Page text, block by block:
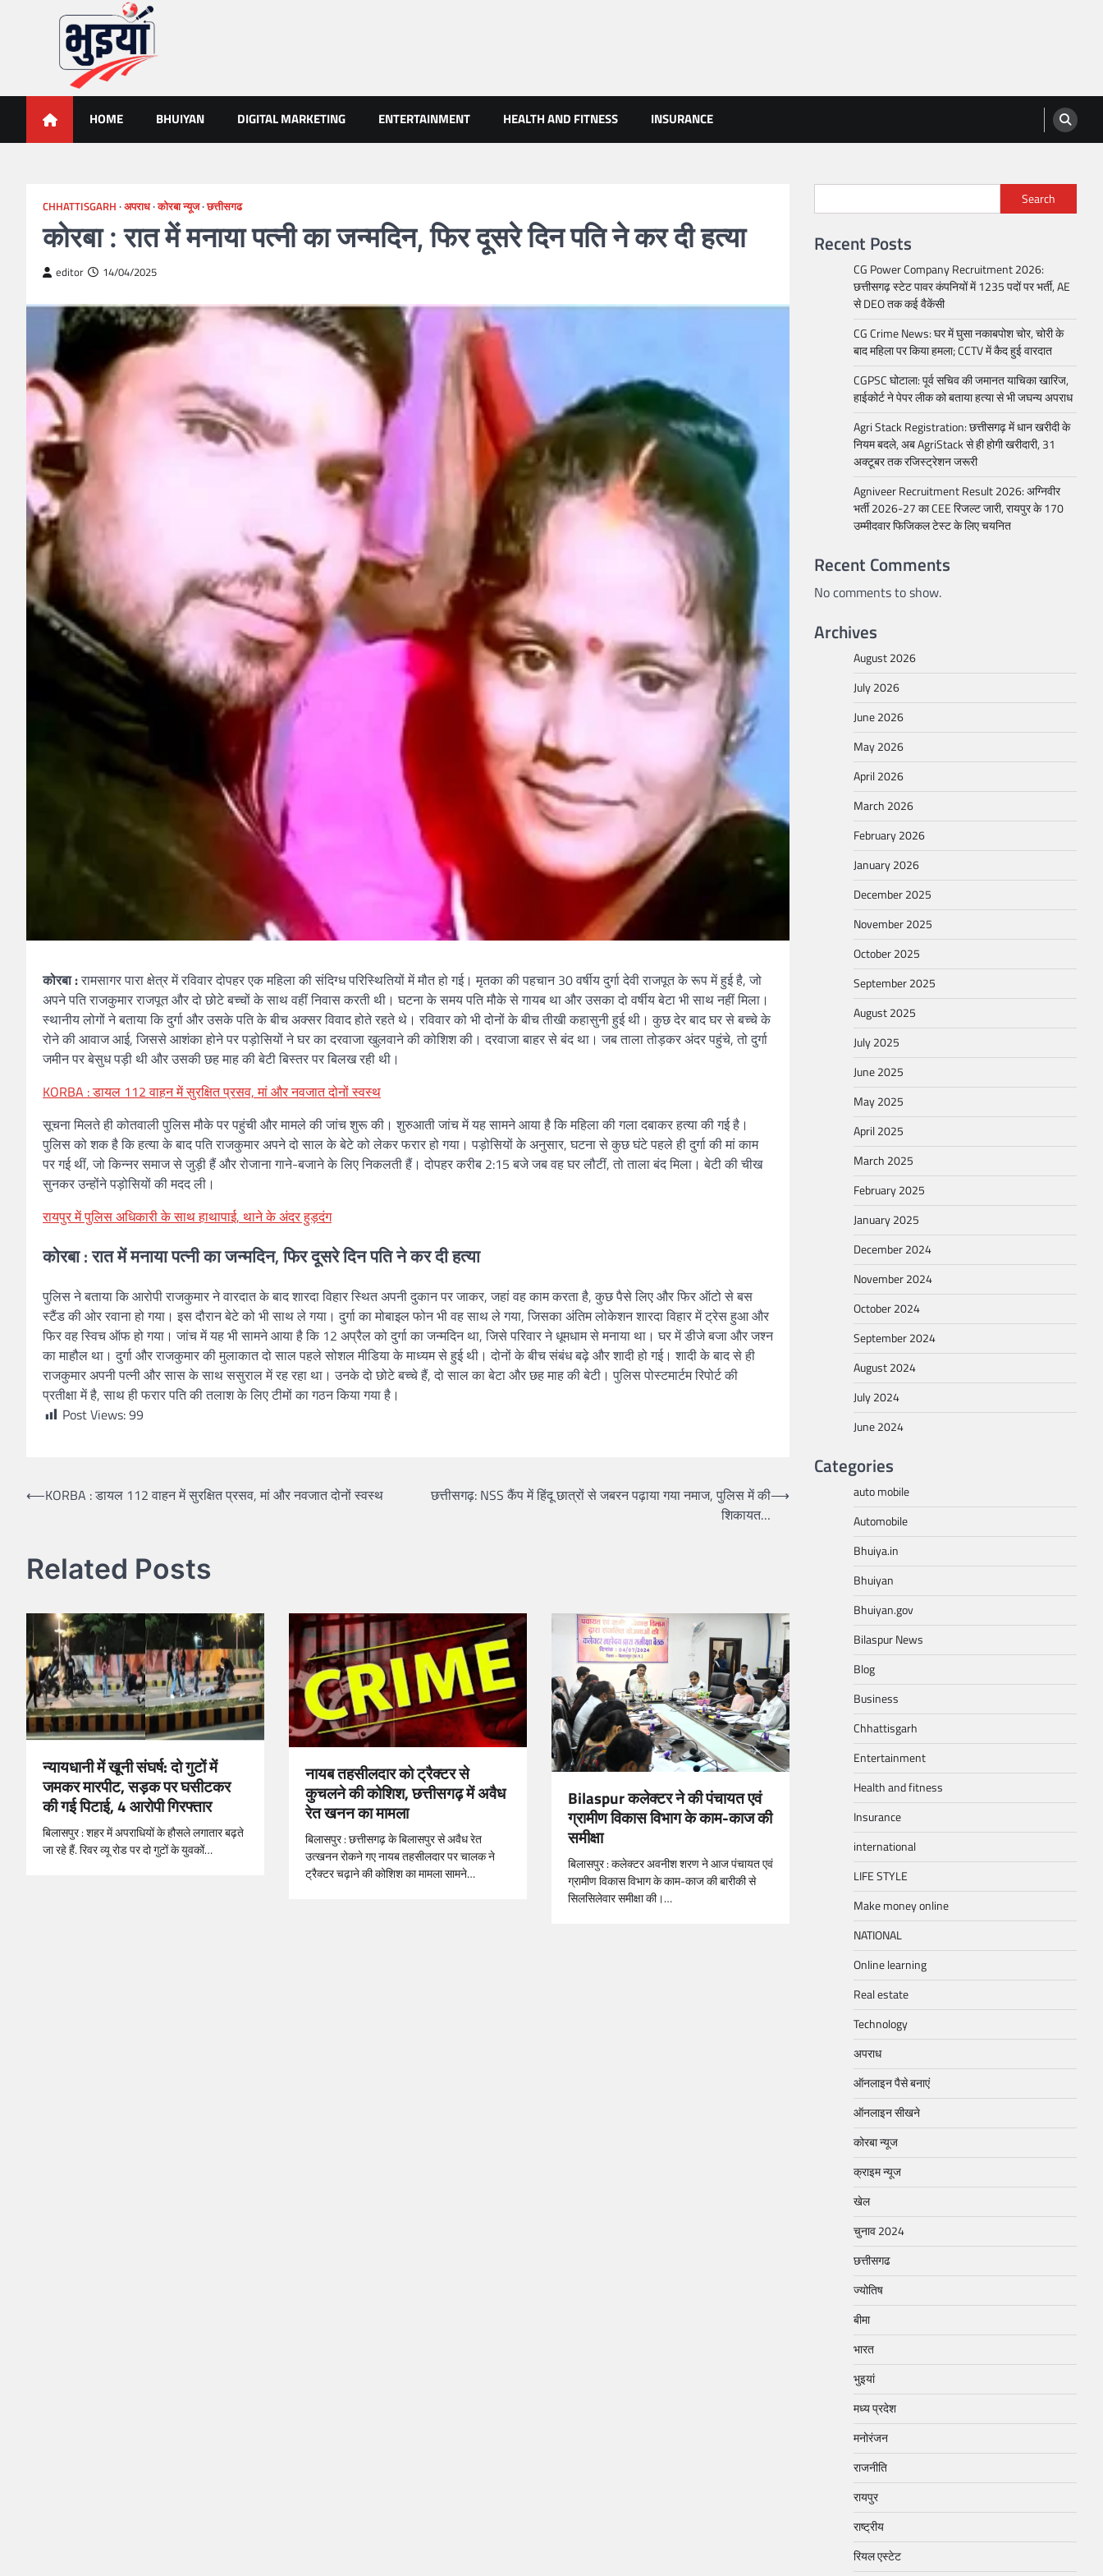
भुइयां, BHUIYAN, CG BHUIYAN NEWS
HOME BHUIYAN DIGITAL MARKETING ENTERTAINMENT HEALTH AND FITNESS INSURANCE
CHHATTISGARH अपराध कोरबा न्यूज छत्तीसगढ
कोरबा : रात में मनाया पत्नी का जन्मदिन, फिर दूसरे दिन पति ने कर दी हत्या
editor 14/04/2025
कोरबा :रामसागर पारा क्षेत्र में रविवार दोपहर एक महिला की संदिग्ध परिस्थितियों में मौत हो गई। मृतका की पहचान 30 वर्षीय दुर्गा देवी राजपूत के रूप में हुई है, जो
अपने पति राजकुमार राजपूत और दो छोटे बच्चों के साथ वहीं निवास करती थी। घटना के समय पति मौके से गायब था और उसका दो वर्षीय बेटा भी साथ नहीं मिला।
स्थानीय लोगों ने बताया कि दुर्गा और उसके पति के बीच अक्सर विवाद होते रहते थे। रविवार को भी दोनों के बीच तीखी कहासुनी हुई थी। कुछ देर बाद घर से बच्चे के
रोने की आवाज आई, जिससे आशंका होने पर पड़ोसियों ने घर का दरवाजा खुलवाने की कोशिश की। दरवाजा बाहर से बंद था। जब ताला तोड़कर अंदर पहुंचे, तो दुर्गा
जमीन पर बेसुध पड़ी थी और उसकी छह माह की बेटी बिस्तर पर बिलख रही थी।
KORBA : डायल 112 वाहन में सुरक्षित प्रसव, मां और नवजात दोनों स्वस्थ
सूचना मिलते ही कोतवाली पुलिस मौके पर पहुंची और मामले की जांच शुरू की। शुरुआती जांच में यह सामने आया है कि महिला की गला दबाकर हत्या की गई है।
पुलिस को शक है कि हत्या के बाद पति राजकुमार अपने दो साल के बेटे को लेकर फरार हो गया। पड़ोसियों के अनुसार, घटना से कुछ घंटे पहले ही दुर्गा की मां काम
पर गई थीं, जो किन्नर समाज से जुड़ी हैं और रोजाना गाने-बजाने के लिए निकलती हैं। दोपहर करीब 2:15 बजे जब वह घर लौटीं, तो ताला बंद मिला। बेटी की चीख
सुनकर उन्होंने पड़ोसियों की मदद ली।
रायपुर में पुलिस अधिकारी के साथ हाथापाई, थाने के अंदर हुड़दंग
कोरबा : रात में मनाया पत्नी का जन्मदिन, फिर दूसरे दिन पति ने कर दी हत्या
पुलिस ने बताया कि आरोपी राजकुमार ने वारदात के बाद शारदा विहार स्थित अपनी दुकान पर जाकर, जहां वह काम करता है, कुछ पैसे लिए और फिर ऑटो से बस
स्टैंड की ओर रवाना हो गया। इस दौरान बेटे को भी साथ ले गया। दुर्गा का मोबाइल फोन भी वह साथ ले गया, जिसका अंतिम लोकेशन शारदा विहार में ट्रेस हुआ और
फिर वह स्विच ऑफ हो गया। जांच में यह भी सामने आया है कि 12 अप्रैल को दुर्गा का जन्मदिन था, जिसे परिवार ने धूमधाम से मनाया था। घर में डीजे बजा और जश्न
का माहौल था। दुर्गा और राजकुमार की मुलाकात दो साल पहले सोशल मीडिया के माध्यम से हुई थी। दोनों के बीच संबंध बढ़े और शादी हो गई। शादी के बाद से ही
राजकुमार अपनी पत्नी और सास के साथ ससुराल में रह रहा था। उनके दो छोटे बच्चे हैं, दो साल का बेटा और छह माह की बेटी। पुलिस पोस्टमार्टम रिपोर्ट की
प्रतीक्षा में है, साथ ही फरार पति की तलाश के लिए टीमों का गठन किया गया है।
Post Views:99
Post
⟵KORBA : डायल 112 वाहन में सुरक्षित प्रसव, मां और नवजात दोनों स्वस्थ
छत्तीसगढ़: NSS कैंप में हिंदू छात्रों से जबरन पढ़ाया गया नमाज, पुलिस में की
शिकायत…
⟶
Related Posts
न्यायधानी में खूनी संघर्ष: दो गुटों में
जमकर मारपीट, सड़क पर घसीटकर
की गई पिटाई, 4 आरोपी गिरफ्तार
बिलासपुर : शहर में अपराधियों के हौसले लगातार बढ़ते
जा रहे हैं. रिवर व्यू रोड पर दो गुटों के युवकों…
नायब तहसीलदार को ट्रैक्टर से
कुचलने की कोशिश, छत्तीसगढ़ में अवैध
रेत खनन का मामला
बिलासपुर : छत्तीसगढ़ के बिलासपुर से अवैध रेत
उत्खनन रोकने गए नायब तहसीलदार पर चालक ने
ट्रैक्टर चढ़ाने की कोशिश का मामला सामने…
Bilaspur कलेक्टर ने की पंचायत एवं
ग्रामीण विकास विभाग के काम-काज की
समीक्षा
बिलासपुर : कलेक्टर अवनीश शरण ने आज पंचायत एवं
ग्रामीण विकास विभाग के काम-काज की बारीकी से
सिलसिलेवार समीक्षा की।…
Search
Recent Posts
CG Power Company Recruitment 2026:
छत्तीसगढ़ स्टेट पावर कंपनियों में 1235 पदों पर भर्ती, AE
से DEO तक कई वैकेंसी
CG Crime News: घर में घुसा नकाबपोश चोर, चोरी के
बाद महिला पर किया हमला; CCTV में कैद हुई वारदात
CGPSC घोटाला: पूर्व सचिव की जमानत याचिका खारिज,
हाईकोर्ट ने पेपर लीक को बताया हत्या से भी जघन्य अपराध
Agri Stack Registration: छत्तीसगढ़ में धान खरीदी के
नियम बदले, अब AgriStack से ही होगी खरीदारी, 31
अक्टूबर तक रजिस्ट्रेशन जरूरी
Agniveer Recruitment Result 2026: अग्निवीर
भर्ती 2026-27 का CEE रिजल्ट जारी, रायपुर के 170
उम्मीदवार फिजिकल टेस्ट के लिए चयनित
Recent Comments
No comments to show.
Archives
August 2026
July 2026
June 2026
May 2026
April 2026
March 2026
February 2026
January 2026
December 2025
November 2025
October 2025
September 2025
August 2025
July 2025
June 2025
May 2025
April 2025
March 2025
February 2025
January 2025
December 2024
November 2024
October 2024
September 2024
August 2024
July 2024
June 2024
Categories
auto mobile
Automobile
Bhuiya.in
Bhuiyan
Bhuiyan.gov
Bilaspur News
Blog
Business
Chhattisgarh
Entertainment
Health and fitness
Insurance
international
LIFE STYLE
Make money online
NATIONAL
Online learning
Real estate
Technology
अपराध
ऑनलाइन पैसे बनाएं
ऑनलाइन सीखने
कोरबा न्यूज
क्राइम न्यूज
खेल
चुनाव 2024
छत्तीसगढ
ज्योतिष
बीमा
भारत
भुइयां
मध्य प्रदेश
मनोरंजन
राजनीति
रायपुर
राष्ट्रीय
रियल एस्टेट